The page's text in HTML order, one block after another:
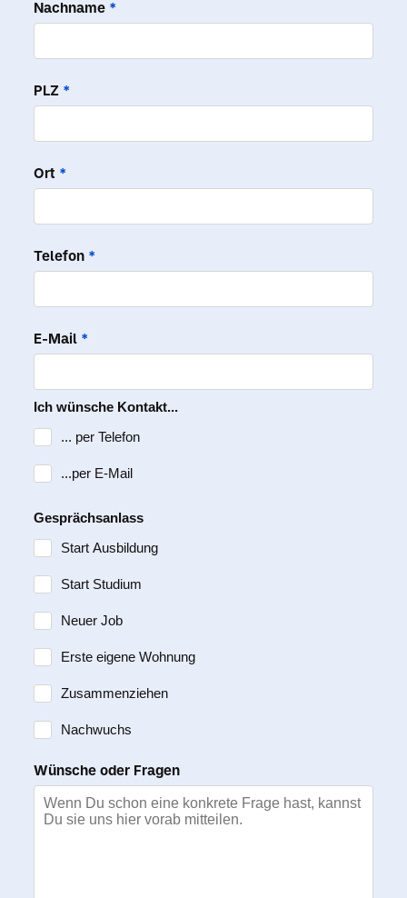
Nachname *
PLZ *
Ort *
Telefon *
E-Mail *
Ich wünsche Kontakt...
... per Telefon
...per E-Mail
Gesprächsanlass
Start Ausbildung
Start Studium
Neuer Job
Erste eigene Wohnung
Zusammenziehen
Nachwuchs
Wünsche oder Fragen